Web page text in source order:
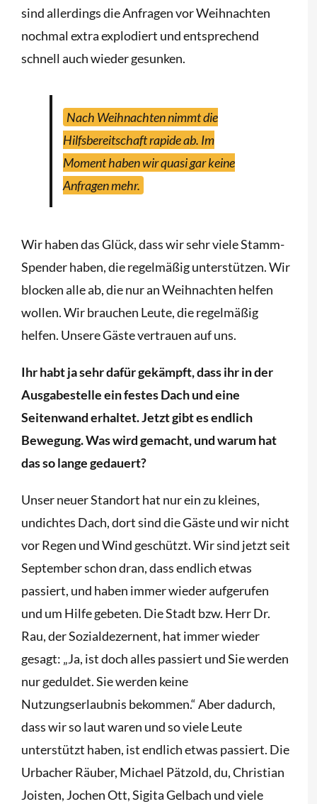
sind allerdings die Anfragen vor Weihnachten
nochmal extra explodiert und entsprechend
schnell auch wieder gesunken.
Nach Weihnachten nimmt die
Hilfsbereitschaft rapide ab. Im
Moment haben wir quasi gar keine
Anfragen mehr.
Wir haben das Glück, dass wir sehr viele Stamm-
Spender haben, die regelmäßig unterstützen. Wir
blocken alle ab, die nur an Weihnachten helfen
wollen. Wir brauchen Leute, die regelmäßig
helfen. Unsere Gäste vertrauen auf uns.
Ihr habt ja sehr dafür gekämpft, dass ihr in der
Ausgabestelle ein festes Dach und eine
Seitenwand erhaltet. Jetzt gibt es endlich
Bewegung. Was wird gemacht, und warum hat
das so lange gedauert?
Unser neuer Standort hat nur ein zu kleines,
undichtes Dach, dort sind die Gäste und wir nicht
vor Regen und Wind geschützt. Wir sind jetzt seit
September schon dran, dass endlich etwas
passiert, und haben immer wieder aufgerufen
und um Hilfe gebeten. Die Stadt bzw. Herr Dr.
Rau, der Sozialdezernent, hat immer wieder
gesagt: „Ja, ist doch alles passiert und Sie werden
nur geduldet. Sie werden keine
Nutzungserlaubnis bekommen.“ Aber dadurch,
dass wir so laut waren und so viele Leute
unterstützt haben, ist endlich etwas passiert. Die
Urbacher Räuber, Michael Pätzold, du, Christian
Joisten, Jochen Ott, Sigita Gelbach und viele